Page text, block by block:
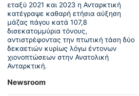
εταξύ 2021 και 2023 η Ανταρκτική
κατέγραψε καθαρή ετήσια αύξηση
μάζας πάγου κατά 107,8
δισεκατομμύρια τόνους,
αντιστρέφοντας την πτωτική τάση δύο
δεκαετιών κυρίως λόγω έντονων
χιονοπτώσεων στην Ανατολική
Ανταρκτική.
Newsroom